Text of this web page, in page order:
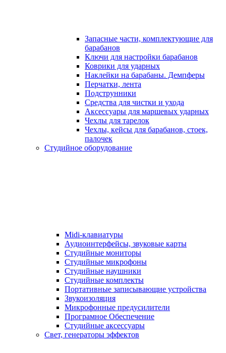
Запасные части, комплектующие для
барабанов
Ключи для настройки барабанов
Коврики для ударных
Наклейки на барабаны. Демпферы
Перчатки, лента
Подструнники
Средства для чистки и ухода
Аксессуары для маршевых ударных
Чехлы для тарелок
Чехлы, кейсы для барабанов, стоек,
палочек
Студийное оборудование
Midi-клавиатуры
Аудиоинтерфейсы, звуковые карты
Студийные мониторы
Студийные микрофоны
Студийные наушники
Студийные комплекты
Портативные записывающие устройства
Звукоизоляция
Микрофонные предусилители
Програмное Обеспечение
Студийные аксессуары
Свет, генераторы эффектов